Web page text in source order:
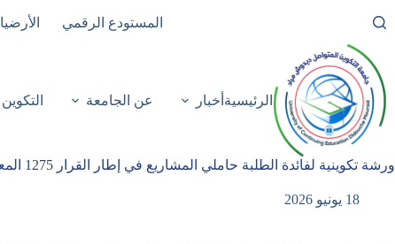
إلى
المحتوى
المستودع الرقمي
الرئيسية أخبار عن الجامعة التكوين
ورشة تكوينية لفائدة الطلبة حاملي المشاريع في إطار القرار 1275 المعدل
18 يونيو 2026